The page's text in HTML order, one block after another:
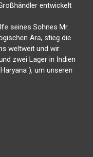
entwickelt
seines Sohnes Mr.
Ära, stieg die
weltweit und wir
zwei Lager in Indien
), um unseren